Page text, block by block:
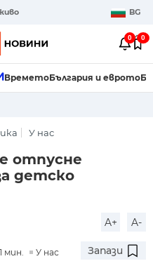
BG
0 0
ВреметоБългария и еврото
У нас
отпусне
детско
A+ A-
мин. У нас Запази